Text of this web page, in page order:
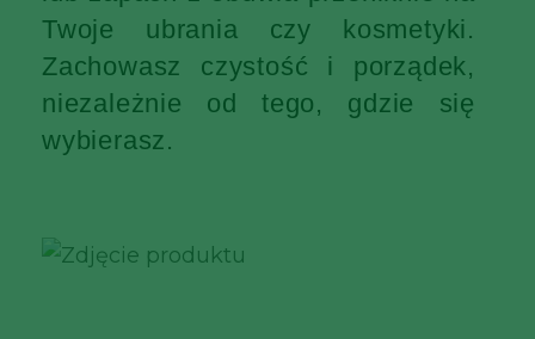
Twoje ubrania czy kosmetyki.
Zachowasz czystość i porządek,
niezależnie od tego, gdzie się
wybierasz.